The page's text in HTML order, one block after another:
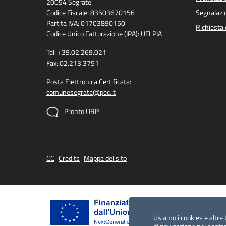
Usiamo i cookies e
Codice Fiscale: 83503670156
Partita IVA: 01703890150
Codice Unico Fatturazione (IPA): UFLPIA
Tel: +39.02.269.021
Fax: 02.213.3751
Posta Elettronica Certificata:
comunesegrate@pec.it
Pronto URP
CC Credits Mappa del sito